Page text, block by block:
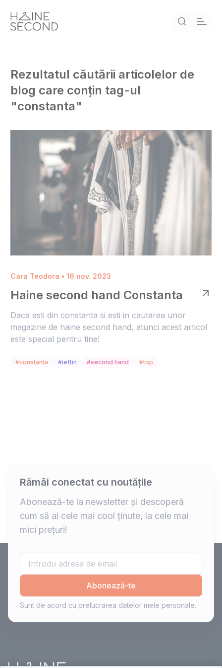
Rezultatul căutării articolelor de
blog care conțin tag-ul
"constanta"
Cara Teodora • 16 nov. 2023
Haine second hand Constanta
Daca esti din constanta si esti in cautarea unor
magazine de haine second hand, atunci acest articol
este special pentru tine!
#constanta #ieftin #second hand #top
Rămâi conectat cu noutățile
Abonează-te la newsletter și descoperă
cum să ai cele mai cool ținute, la cele mai
mici prețuri!
Abonează-te
Sunt de acord cu prelucrarea datelor mele personale.